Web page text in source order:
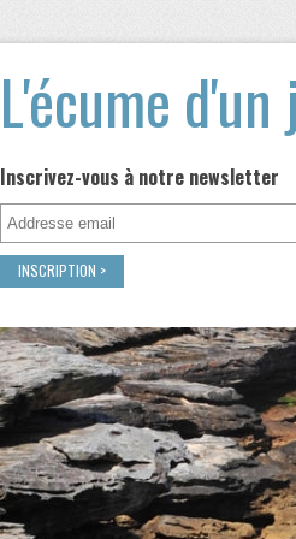
L'écume
Inscrivez-vous à notre newsletter